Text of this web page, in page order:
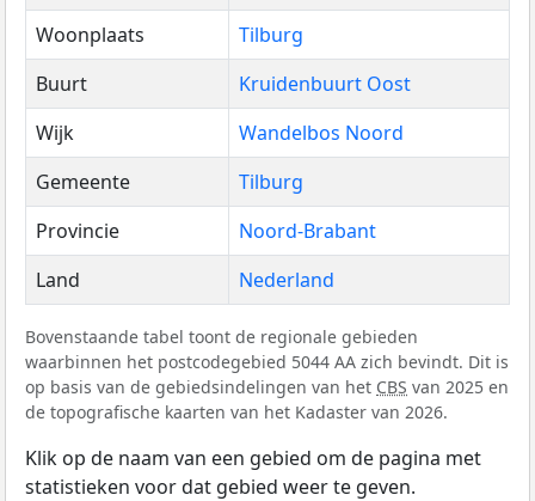
Woonplaats
Tilburg
Buurt
Kruidenbuurt Oost
Wijk
Wandelbos Noord
Gemeente
Tilburg
Provincie
Noord-Brabant
Land
Nederland
Bovenstaande tabel toont de regionale gebieden
waarbinnen het postcodegebied 5044 AA zich bevindt. Dit is
op basis van de gebiedsindelingen van het CBS van 2025 en
de topografische kaarten van het Kadaster van 2026.
Klik op de naam van een gebied om de pagina met
statistieken voor dat gebied weer te geven.